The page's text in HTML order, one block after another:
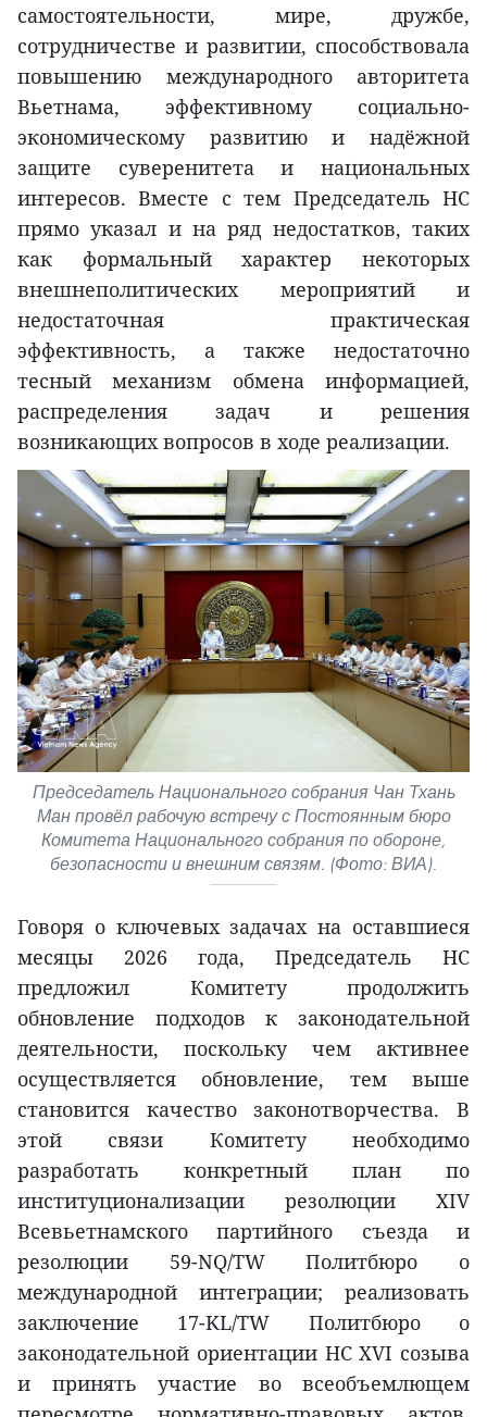
самостоятельности, мире, дружбе,
сотрудничестве и развитии, способствовала
повышению международного авторитета
Вьетнама, эффективному социально-
экономическому развитию и надёжной
защите суверенитета и национальных
интересов. Вместе с тем Председатель НС
прямо указал и на ряд недостатков, таких
как формальный характер некоторых
внешнеполитических мероприятий и
недостаточная практическая
эффективность, а также недостаточно
тесный механизм обмена информацией,
распределения задач и решения
возникающих вопросов в ходе реализации.
Председатель Национального собрания Чан Тхань
Ман провёл рабочую встречу с Постоянным бюро
Комитета Национального собрания по обороне,
безопасности и внешним связям. (Фото: ВИА).
Говоря о ключевых задачах на оставшиеся
месяцы 2026 года, Председатель НС
предложил Комитету продолжить
обновление подходов к законодательной
деятельности, поскольку чем активнее
осуществляется обновление, тем выше
становится качество законотворчества. В
этой связи Комитету необходимо
разработать конкретный план по
институционализации резолюции XIV
Всевьетнамского партийного съезда и
резолюции 59-NQ/TW Политбюро о
международной интеграции; реализовать
заключение 17-KL/TW Политбюро о
законодательной ориентации НС XVI созыва
и принять участие во всеобъемлющем